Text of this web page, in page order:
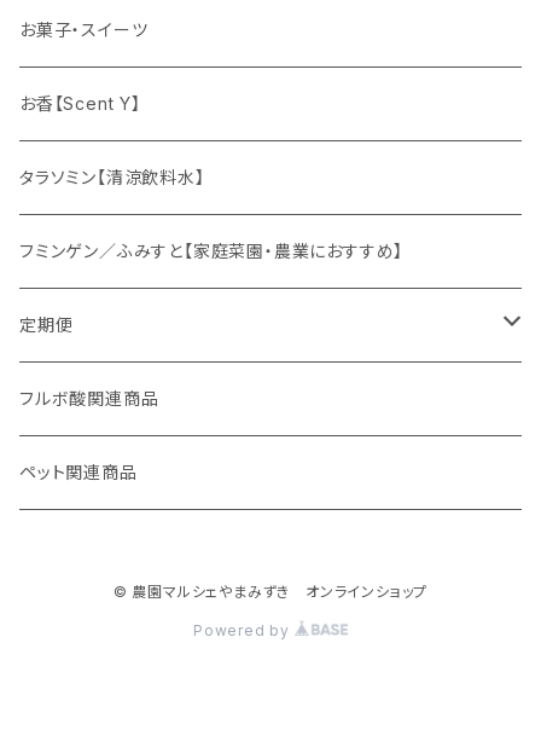
各種パウダー
ドリンクの素
健康茶
オリジナルスパイス
お菓子・スイーツ
お香【Scent Y】
タラソミン【清涼飲料水】
フミンゲン／ふみすと【家庭菜園・農業におすすめ】
定期便
妊活応援セット
フルボ酸関連商品
ペット関連商品
© 農園マルシェやまみずき オンラインショップ
Powered by